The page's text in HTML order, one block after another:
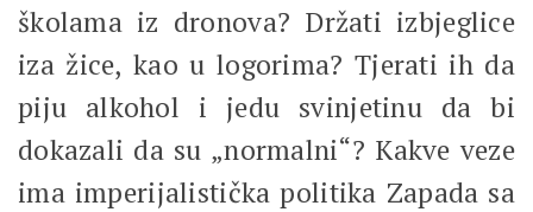
školama iz dronova? Držati izbjeglice
iza žice, kao u logorima? Tjerati ih da
piju alkohol i jedu svinjetinu da bi
dokazali da su „normalni“? Kakve veze
ima imperijalistička politika Zapada sa